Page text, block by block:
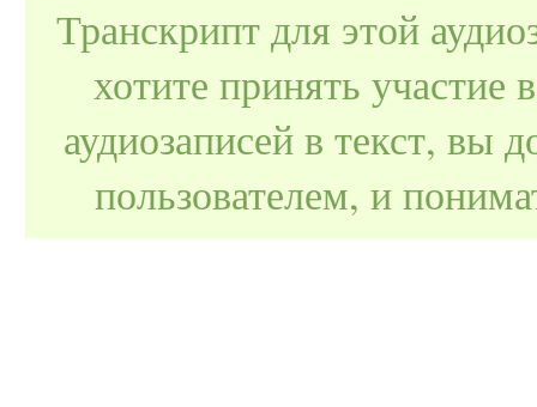
Транскрипт для этой
хотите принять
аудиозаписей в текст, вы
пользователем, и